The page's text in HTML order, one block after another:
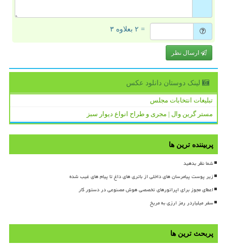
= ۲ بعلاوه ۳
ارسال نظر
لینک دوستان دانلود عكس
تبلیغات انتخابات مجلس
مستر گرین وال | مجری و طراح انواع دیوار سبز
پربیننده ترین ها
شما نظر بدهید
زیر پوست پیامرسان های داخلی از باتری های داغ تا پیام های غیب شده
اعطای مجوز برای اپراتورهای تخصصی هوش مصنوعی در دستور کار
سفر میلیاردر رمز ارزی به مریخ
پربحث ترین ها